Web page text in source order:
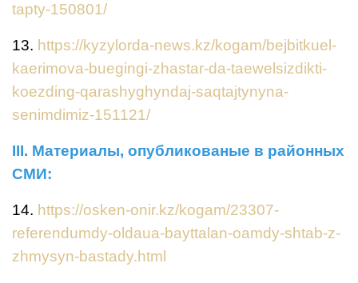
tapty-150801/
13. https://kyzylorda-news.kz/kogam/bejbitkuel-
kaerimova-buegingi-zhastar-da-taewelsizdikti-
koezding-qarashyghyndaj-saqtajtynyna-
senimdimiz-151121/
III. Материалы, опубликованые в районных
СМИ:
14. https://osken-onir.kz/kogam/23307-
referendumdy-oldaua-bayttalan-oamdy-shtab-z-
zhmysyn-bastady.html